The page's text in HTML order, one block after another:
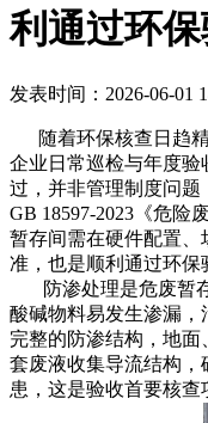
利通过环保
发表时间：2026-06-01
随着环保核查日趋精
企业日常巡检与年度验
过，并非管理制度问
GB 18597-2023《危险
暂存间需在硬件配置
准，也是顺利通过环保
防渗处理是危废暂存
酸碱物料易发生渗漏
完整的防渗结构，地
套废液收集导流结构
患，这是验收首要核查